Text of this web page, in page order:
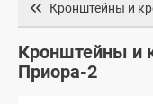
Кронштейны и
Кронштейны и
Приора-2